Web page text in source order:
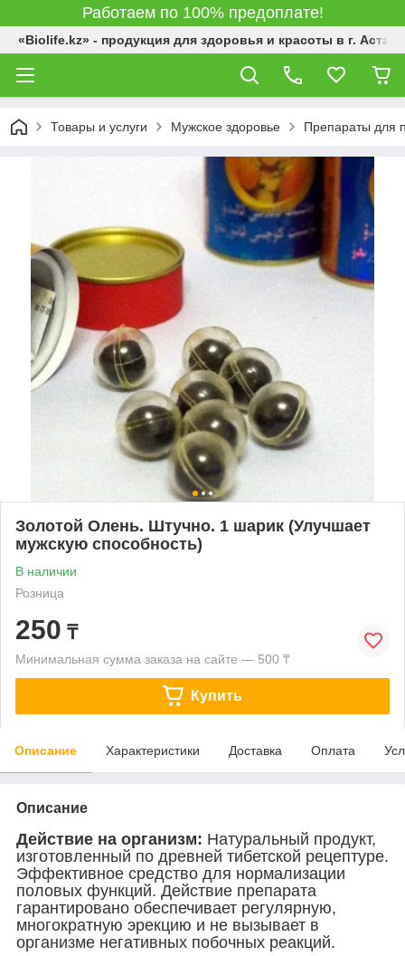
Работаем по 100% предоплате!
«Biolife.kz» - продукция для здоровья и красоты в г. Астана
Товары и услуги Мужское здоровье Препараты для
Золотой Олень. Штучно. 1 шарик (Улучшает
мужскую способность)
В наличии
Розница
250 ₸
Минимальная сумма заказа на сайте — 500 ₸
Купить
Описание Характеристики Доставка Оплата
Описание
Действие на организм: Натуральный продукт,
изготовленный по древней тибетской рецептуре.
Эффективное средство для нормализации
половых функций. Действие препарата
гарантировано обеспечивает регулярную,
многократную эрекцию и не вызывает в
организме негативных побочных реакций.